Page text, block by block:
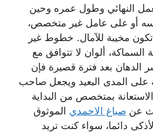
النهائي وطول عمره وحين
أو على عامل غير متخصص،
تكون مخيبة للآمال. خطوط غير
ألوان لا تتوافق مع
الدهان بعد فترة قصيرة فإن
على المدى البعيد ويجعل صاحب
بمتخصص من البداية
عن صباغ الاحمدي الموثوق
دائما، سواء كنت تريد